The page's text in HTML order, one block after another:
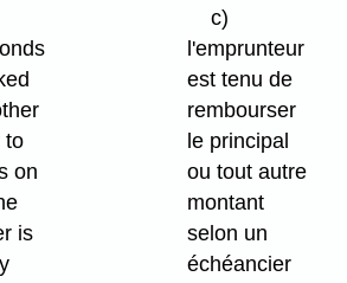
to
on
is
c)
l'emprunteur
est tenu de
rembourser
le principal
ou tout autre
montant
selon un
échéancier